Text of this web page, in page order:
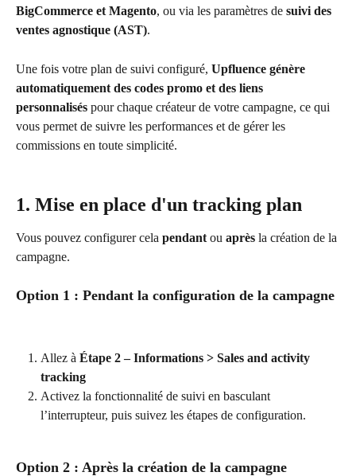
BigCommerce et Magento, ou via les paramètres de suivi des
ventes agnostique (AST).
Une fois votre plan de suivi configuré, Upfluence génère
automatiquement des codes promo et des liens
personnalisés pour chaque créateur de votre campagne, ce qui
vous permet de suivre les performances et de gérer les
commissions en toute simplicité.
1. Mise en place d'un tracking plan
Vous pouvez configurer cela pendant ou après la création de la
campagne.
Option 1 : Pendant la configuration de la campagne
Allez à Étape 2 – Informations > Sales and activity
tracking
Activez la fonctionnalité de suivi en basculant
l’interrupteur, puis suivez les étapes de configuration.
Option 2 : Après la création de la campagne